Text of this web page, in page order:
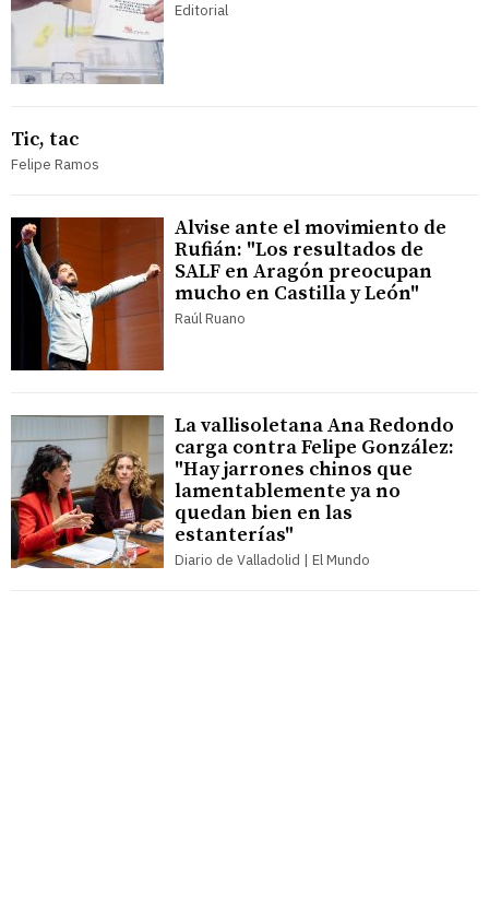
Editorial
Tic, tac
Felipe Ramos
Alvise ante el movimiento de
Rufián: "Los resultados de
SALF en Aragón preocupan
mucho en Castilla y León"
Raúl Ruano
La vallisoletana Ana Redondo
carga contra Felipe González:
"Hay jarrones chinos que
lamentablemente ya no
quedan bien en las
estanterías"
Diario de Valladolid | El Mundo